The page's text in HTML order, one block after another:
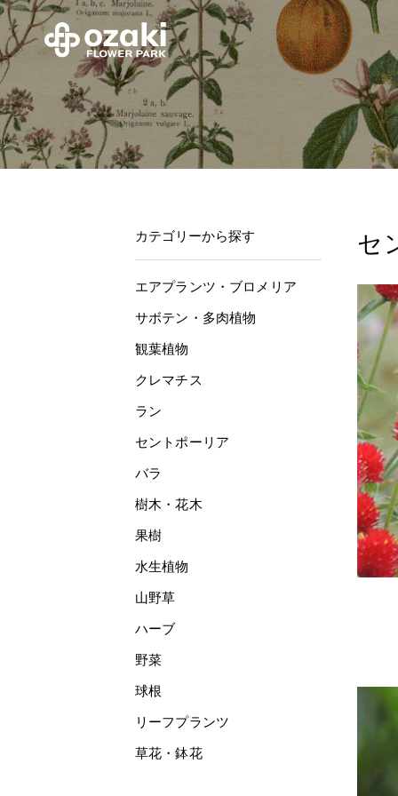
セ
カテゴリーから探す
エアプランツ・ブロメリア
サボテン・多肉植物
観葉植物
クレマチス
ラン
セントポーリア
バラ
樹木・花木
果樹
水生植物
山野草
ハーブ
野菜
球根
リーフプランツ
草花・鉢花